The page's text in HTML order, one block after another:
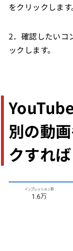
をクリックします
2．確認したいコ
ックします。
別の動
クすれ